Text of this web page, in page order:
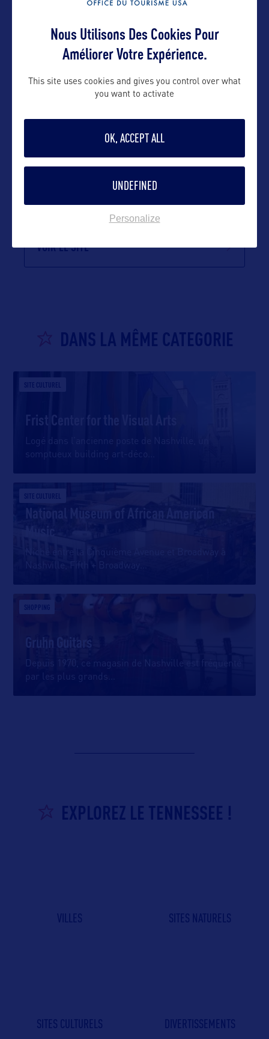
Contact grand public
Suivre
VOIR LE SITE
DANS LA MÊME CATEGORIE
SITE CULTUREL
Frist Center for the Visual Arts
Logé dans l’ancienne poste de Nashville, un
somptueux building art-déco
SITE CULTUREL
National Museum of African American
Niché entre la Cinquième Avenue et Broadway à
Nashville, Fifth + Broadway
SHOPPING
Gruhn Guitars
Depuis 1970, ce magasin de Nashville est fréquenté
par les plus grands
EXPLOREZ LE TENNESSEE !
VILLES SITES NATURELS
SITES CULTURELS DIVERTISSEMENTS
Nous Utilisons Des Cookies Pour
Améliorer Votre Expérience.
This site uses cookies and gives you control over what
you want to activate
OK, ACCEPT ALL
UNDEFINED
Personalize